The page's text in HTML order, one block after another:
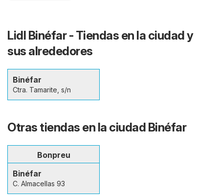
Lidl Binéfar - Tiendas en la ciudad y
sus alrededores
Binéfar
Ctra. Tamarite, s/n
Otras tiendas en la ciudad Binéfar
Bonpreu
Binéfar
C. Almacellas 93